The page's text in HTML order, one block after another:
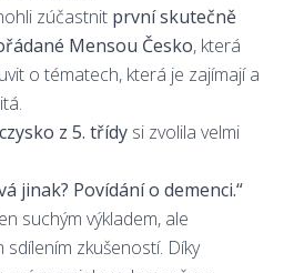
zúčastnit první skutečně
Mensou Česko, která
o tématech, která je zajímají a
z 5. třídy si zvolila velmi
jinak? Povídání o demenci.“
suchým výkladem, ale
zkušeností. Díky